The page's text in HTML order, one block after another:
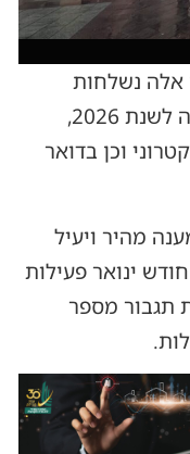
אלה נשלחות
לתושבים הודעות תשלום הארנונה לשנת 2026,
וכן בדואר
מהיר ויעיל
ינואר פעילות
תגבור מספר